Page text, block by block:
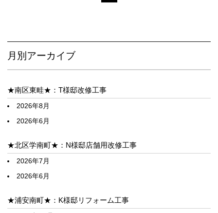
月別アーカイブ
★南区東畦★：T様邸改修工事
2026年8月
2026年6月
★北区学南町★：N様邸店舗用改修工事
2026年7月
2026年6月
★浦安南町★：K様邸リフォーム工事